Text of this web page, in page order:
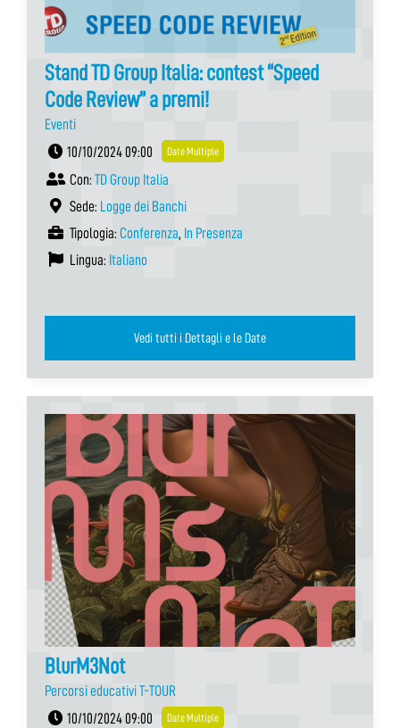
Stand TD Group Italia: contest “Speed
Code Review” a premi!
Eventi
10/10/2024 09:00
Date Multiple
Con: TD Group Italia
Sede: Logge dei Banchi
Tipologia: Conferenza, In Presenza
Lingua: Italiano
Vedi tutti i Dettagli e le Date
BlurM3Not
Percorsi educativi T-TOUR
10/10/2024 09:00
Date Multiple